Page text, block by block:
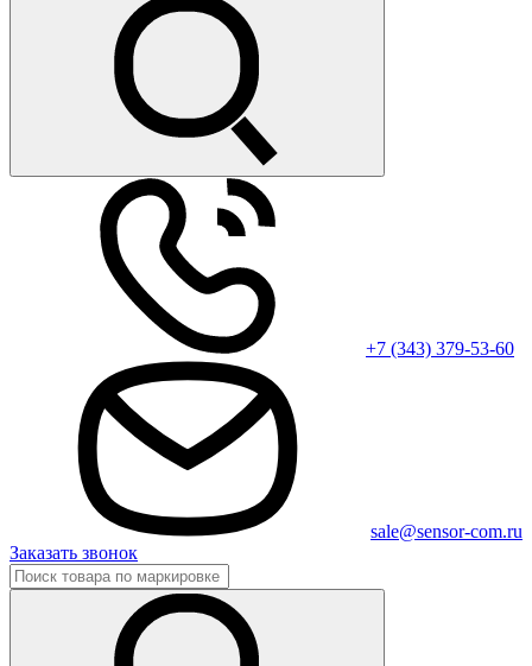
+7 (343) 379-53-60
sale@sensor-com.ru
Заказать звонок